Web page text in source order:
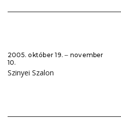
2005. október 19. ‒ november
10.
Szinyei Szalon